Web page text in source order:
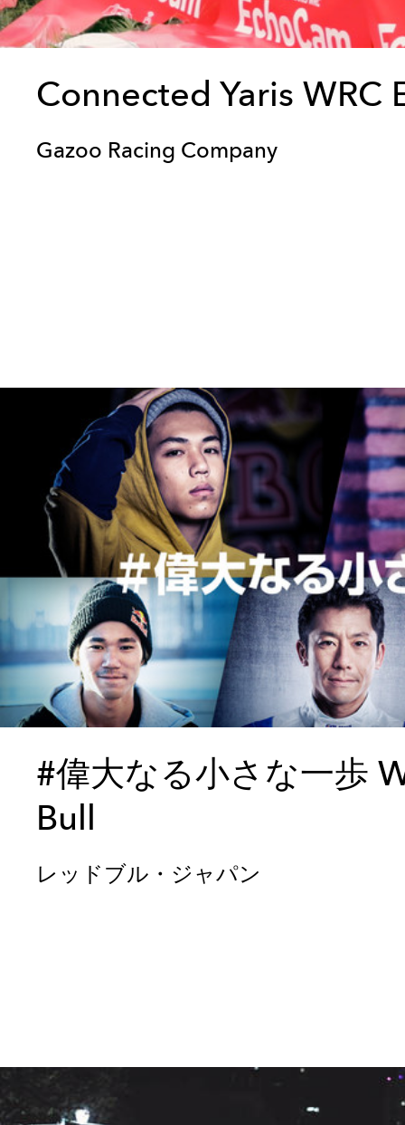
Connected Yaris WRC
Gazoo Racing Company
#偉大なる小さな一歩
Bull
レッドブル・ジャパン